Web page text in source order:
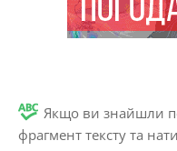
Якщо ви знайшли
фрагмент тексту та